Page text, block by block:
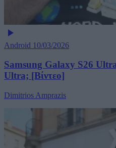
Android 10/03/2026
Samsung Galaxy S26
Ultra; [Βίντεο]
Dimitrios Amprazis